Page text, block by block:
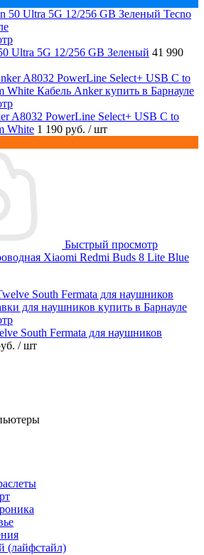
Ultra 5G 12/256 GB Зеленый 41 990
A8032 PowerLine Select+ USB C to
White 1 190 руб. / шт
Быстрый просмотр
Xiaomi Redmi Buds 8 Lite Blue
South Fermata для наушников
/ шт
(лайфстайл)